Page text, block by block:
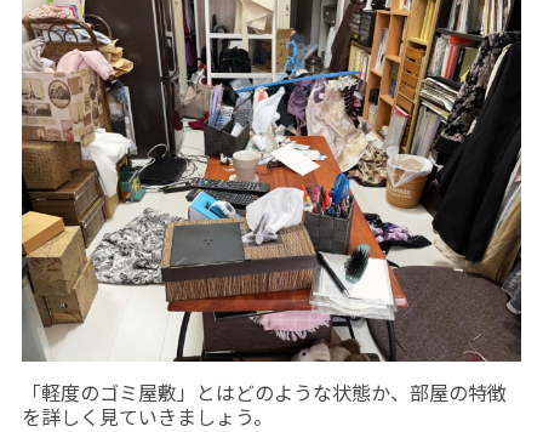
「軽度のゴミ屋敷」とはどのような状態か、部屋の特徴
を詳しく見ていきましょう。